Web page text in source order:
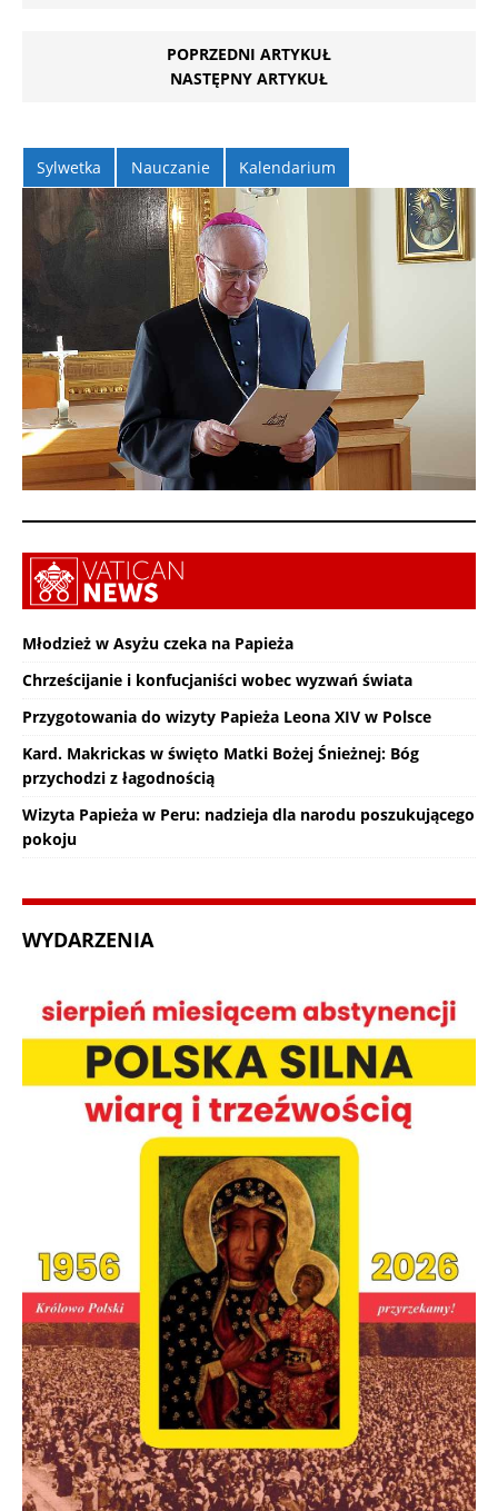
POPRZEDNI ARTYKUŁ
NASTĘPNY ARTYKUŁ
Sylwetka Nauczanie Kalendarium
Młodzież w Asyżu czeka na Papieża
Chrześcijanie i konfucjaniści wobec wyzwań świata
Przygotowania do wizyty Papieża Leona XIV w Polsce
Kard. Makrickas w święto Matki Bożej Śnieżnej: Bóg
przychodzi z łagodnością
Wizyta Papieża w Peru: nadzieja dla narodu poszukującego
pokoju
WYDARZENIA